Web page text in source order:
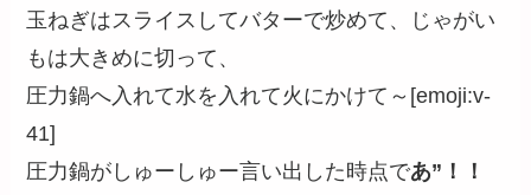
玉ねぎはスライスしてバターで炒めて、じゃがい
もは大きめに切って、
圧力鍋へ入れて水を入れて火にかけて～[emoji:v-
41]
圧力鍋がしゅーしゅー言い出した時点であ”！！